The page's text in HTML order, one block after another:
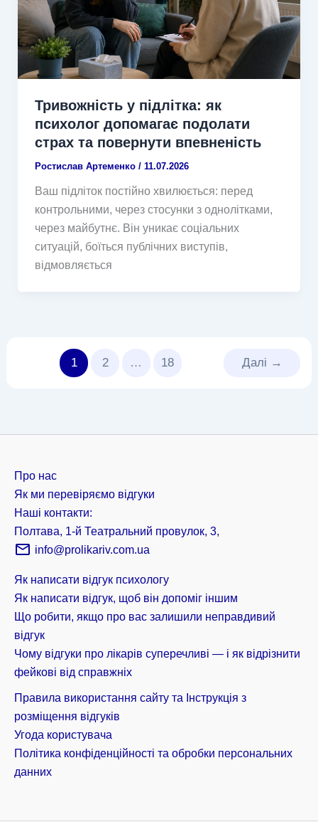
Тривожність у підлітка: як
психолог допомагає подолати
страх та повернути впевненість
Ростислав Артеменко / 11.07.2026
Ваш підліток постійно хвилюється: перед
контрольними, через стосунки з однолітками,
через майбутнє. Він уникає соціальних
ситуацій, боїться публічних виступів,
відмовляється
1 2 … 18 Далі →
Про нас
Як ми перевіряємо відгуки
Наші контакти:
Полтава, 1-й Театральний провулок, 3,
info@prolikariv.com.ua
Як написати відгук психологу
Як написати відгук, щоб він допоміг іншим
Що робити, якщо про вас залишили неправдивий
відгук
Чому відгуки про лікарів суперечливі — і як відрізнити
фейкові від справжніх
Правила використання сайту та Інструкція з
розміщення відгуків
Угода користувача
Політика конфіденційності та обробки персональних
данних